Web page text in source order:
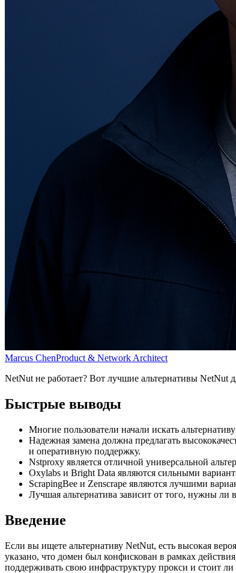
Marcus ChenProduct & Network Architect
NetNut не работает? Вот лучшие альтернативы NetNut
Быстрые выводы
Многие пользователи начали искать
Надежная замена должна предлагать
и оперативную поддержку.
Nstproxy является отличной универсальной
Oxylabs и Bright Data являются сильными
ScrapingBee и Zenscrape являются лучшими
Лучшая альтернатива зависит от того, нужны
Введение
Если вы ищете альтернативу NetNut, есть высокая
указано, что домен был конфискован в рамках
поддерживать свою инфраструктуру прокси и стоит